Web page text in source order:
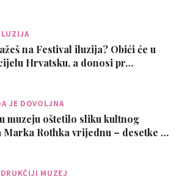
na Festival iluzija? Obići će u
Hrvatsku, a donosi pr…
JE DOVOLJNA
muzeju oštetilo sliku kultnog
Marka Rothka vrijednu – desetke …
MUZEJ